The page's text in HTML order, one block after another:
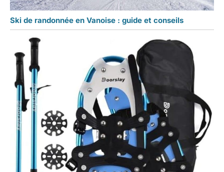
Ski de randonnée en Vanoise : guide et conseils